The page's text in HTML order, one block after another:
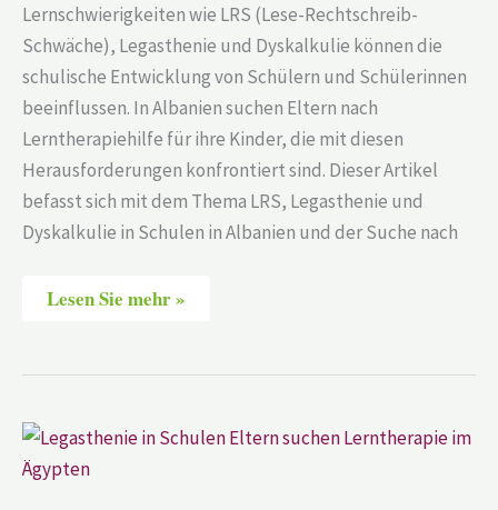
Lernschwierigkeiten wie LRS (Lese-Rechtschreib-
Schwäche), Legasthenie und Dyskalkulie können die
schulische Entwicklung von Schülern und Schülerinnen
beeinflussen. In Albanien suchen Eltern nach
Lerntherapiehilfe für ihre Kinder, die mit diesen
Herausforderungen konfrontiert sind. Dieser Artikel
befasst sich mit dem Thema LRS, Legasthenie und
Dyskalkulie in Schulen in Albanien und der Suche nach
Lesen Sie mehr »
Deutsche
Schule
Hurghada-
Red